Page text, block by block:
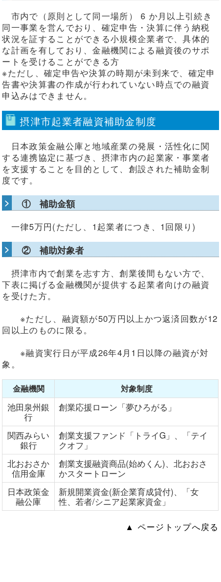
市内で（原則として同一場所） 6 か月以上引続き
同一事業を営んでおり、確定申告・決算に伴う納税
状況を証することができる小規模企業者で、具体的
な計画を有しており、金融機関による融資後のサポ
ートを受けることができる方
※ただし、確定申告や決算の時期が未到来で、確定申
告書や決算書の作成が行われていない時点での融資
申込みはできません。
摂津市起業者融資補助金制度
日本政策金融公庫と地域産業の発展・活性化に関
する連携協定に基づき、摂津市内の起業家・事業者
を支援することを目的として、創設された補助金制
度です。
① 補助金額
一律5万円(ただし、1起業者につき、1回限り)
② 補助対象者
摂津市内で創業を志す方、創業後間もない方で、
下表に掲げる金融機関が提供する起業者向けの融資
を受けた方。
※ただし、融資額が50万円以上かつ返済回数が12
回以上のものに限る。
※融資実行日が平成26年4月1日以降の融資が対
象。
金融機関 対象制度
池田泉州銀
行
創業応援ローン「夢ひろがる」
関西みらい
銀行
創業支援ファンド「トライG」、「テイ
クオフ」
北おおさか
信用金庫
創業支援融資商品(始めくん)、北おおさ
かスタートローン
日本政策金
融公庫
新規開業資金(新企業育成貸付)、「女
性、若者/シニア起業家資金」
▲ ページトップへ戻る